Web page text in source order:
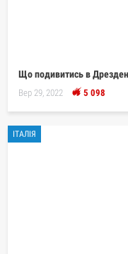
Що подивитись в
Вер 29, 2022 5 098
ІТАЛІЯ